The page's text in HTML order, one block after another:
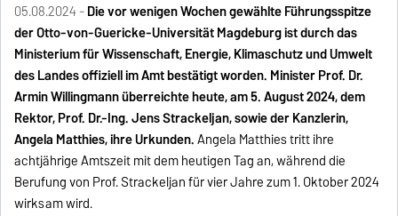
05.08.2024 -Die vor wenigen Wochen gewählte Führungsspitze
der Otto-von-Guericke-Universität Magdeburg ist durch das
Ministerium für Wissenschaft, Energie, Klimaschutz und Umwelt
des Landes offiziell im Amt bestätigt worden. Minister Prof. Dr.
Armin Willingmann überreichte heute, am 5. August 2024, dem
Rektor, Prof. Dr.-Ing. Jens Strackeljan, sowie der Kanzlerin,
Angela Matthies, ihre Urkunden.Angela Matthies tritt ihre
achtjährige Amtszeit mit dem heutigen Tag an, während die
Berufung von Prof. Strackeljan für vier Jahre zum 1. Oktober 2024
wirksam wird.